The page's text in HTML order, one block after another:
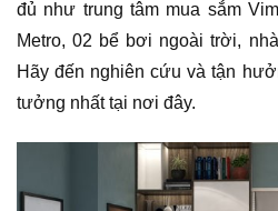
đủ như trung tâm mua sắm
Metro, 02 bể bơi ngoài trời,
Hãy đến nghiên cứu và tận
tưởng nhất tại nơi đây.